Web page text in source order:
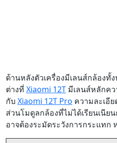
ด้านหลังตัวเครื่องมีเลนส์กล้องทั้
ต่างที่ Xiaomi 12T มีเลนส์หลักคว
กับ Xiaomi 12T Pro ความละเอี
ส่วนโมดูลกล้องที่ไม่ได้เรียนเนีย
อาจต้องระมัดระวังการกระแทก